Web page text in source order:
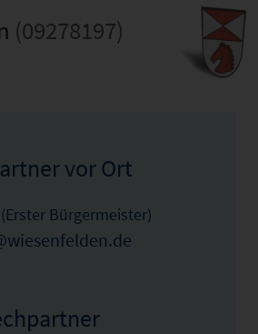
(09278197)
vor Ort
Bürgermeister)